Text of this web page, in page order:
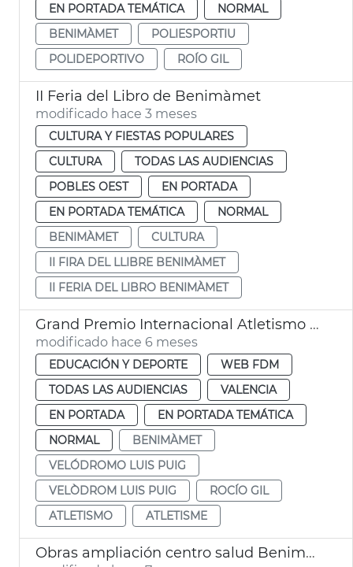
EN PORTADA TEMÁTICA
NORMAL
BENIMÀMET
POLIESPORTIU
POLIDEPORTIVO
ROÍO GIL
II Feria del Libro de Benimàmet
modificado hace 3 meses
CULTURA Y FIESTAS POPULARES
CULTURA
TODAS LAS AUDIENCIAS
POBLES OEST
EN PORTADA
EN PORTADA TEMÁTICA
NORMAL
BENIMÀMET
CULTURA
II FIRA DEL LLIBRE BENIMÀMET
II FERIA DEL LIBRO BENIMÀMET
Grand Premio Internacional Atletismo València 2026
modificado hace 6 meses
EDUCACIÓN Y DEPORTE
WEB FDM
TODAS LAS AUDIENCIAS
VALENCIA
EN PORTADA
EN PORTADA TEMÁTICA
NORMAL
BENIMÀMET
VELÓDROMO LUIS PUIG
VELÒDROM LUIS PUIG
ROCÍO GIL
ATLETISMO
ATLETISME
Obras ampliación centro salud Benimàmet València